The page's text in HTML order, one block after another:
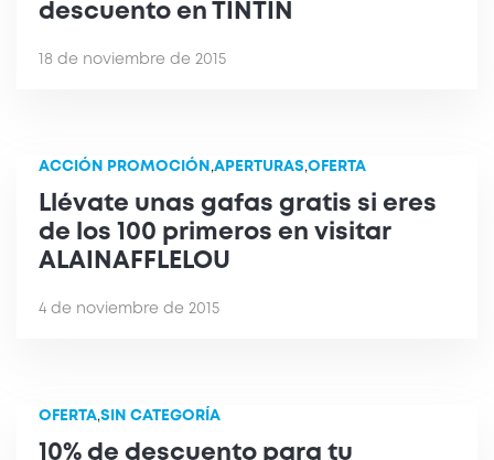
descuento en TINTIN
18 de noviembre de 2015
ACCIÓN PROMOCIÓN ,APERTURAS,OFERTA
Llévate unas gafas gratis si eres
de los 100 primeros en visitar
ALAINAFFLELOU
4 de noviembre de 2015
OFERTA,SIN CATEGORÍA
10% de descuento para tu